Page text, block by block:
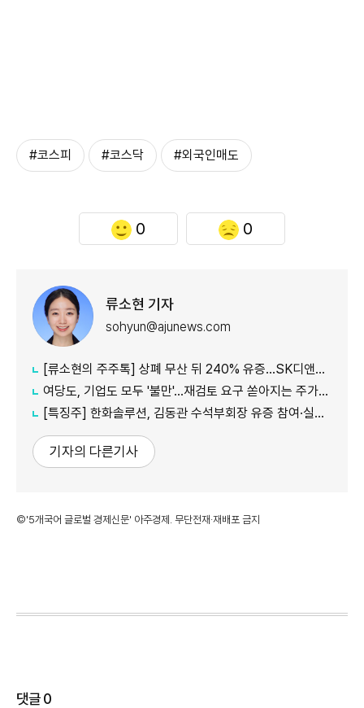
#코스피 #코스닥 #외국인매도
0 0
류소현 기자
sohyun@ajunews.com
[류소현의 주주톡] 상폐 무산 뒤 240% 유증…SK디앤디는 주주를 설득했나?
여당도, 기업도 모두 '불만'...재검토 요구 쏟아지는 주가누르기 방지 세제개편안
[특징주] 한화솔루션, 김동관 수석부회장 유증 참여·실적 개선 기대에 16% 강세
기자의 다른기사
©'5개국어 글로벌 경제신문' 아주경제. 무단전재·재배포 금지
댓글0